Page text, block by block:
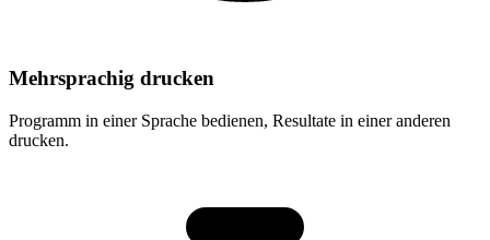
Mehrsprachig drucken
Programm in einer Sprache bedienen, Resultate in einer anderen
drucken.